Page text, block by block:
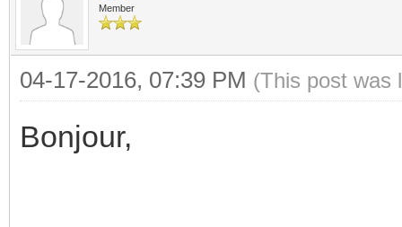
Member
04-17-2016, 07:39 PM (This post was
Bonjour,